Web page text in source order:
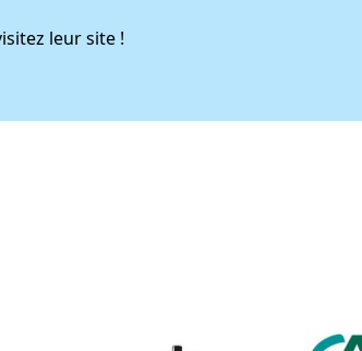
leur site !